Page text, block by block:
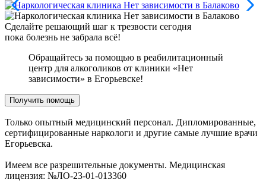
Сделайте решающий шаг к трезвости сегодня
пока болезнь не забрала всё!
Обращайтесь за помощью в реабилитационный
центр для алкоголиков от клиники «Нет
зависимости» в Егорьевске!
Получить помощь
Только опытный медицинский персонал. Дипломированные,
сертифицированные наркологи и другие самые лучшие врачи
Егорьевска.
Имеем все разрешительные документы. Медицинская
лицензия: №ЛО-23-01-013360